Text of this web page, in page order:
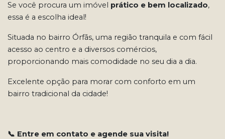
Se você procura um imóvel prático e bem localizado,
essa é a escolha ideal!
Situada no bairro Órfãs, uma região tranquila e com fácil
acesso ao centro e a diversos comércios,
proporcionando mais comodidade no seu dia a dia.
Excelente opção para morar com conforto em um
bairro tradicional da cidade!
📞 Entre em contato e agende sua visita!